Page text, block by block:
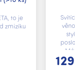
to je
zmizíku